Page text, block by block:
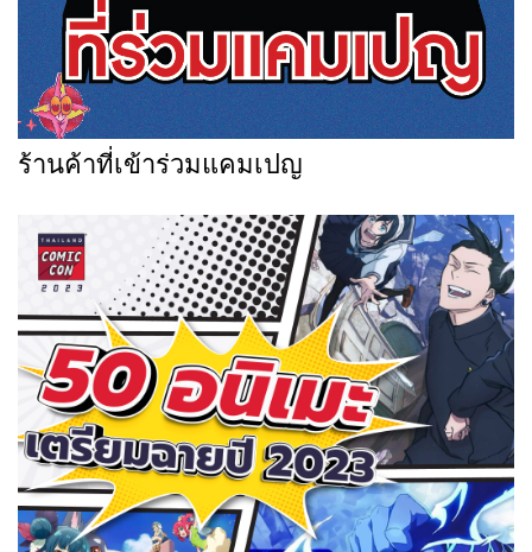
ร้านค้าที่เข้าร่วมแคมเปญ